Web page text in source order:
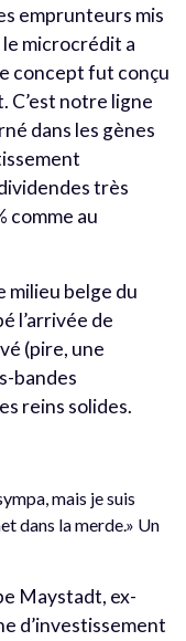
emprunteurs mis
le microcrédit a
concept fut conçu
C’est notre ligne
dans les gènes
très
comme au
milieu belge du
l’arrivée de
(pire, une
bandes
reins solides.
mais je suis
dans la merde.» Un
Maystadt, ex-
d’investissement